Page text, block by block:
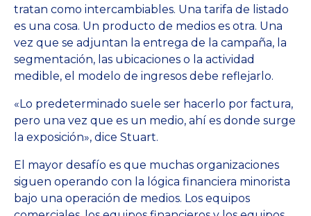
tratan como intercambiables. Una tarifa de listado
es una cosa. Un producto de medios es otra. Una
vez que se adjuntan la entrega de la campaña, la
segmentación, las ubicaciones o la actividad
medible, el modelo de ingresos debe reflejarlo.
«Lo predeterminado suele ser hacerlo por factura,
pero una vez que es un medio, ahí es donde surge
la exposición», dice Stuart.
El mayor desafío es que muchas organizaciones
siguen operando con la lógica financiera minorista
bajo una operación de medios. Los equipos